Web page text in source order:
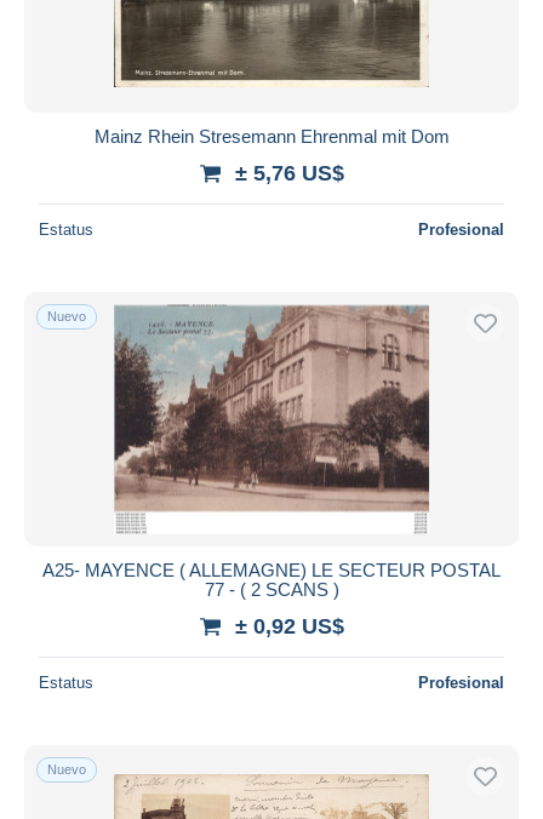
Mainz Rhein Stresemann Ehrenmal mit Dom
± 5,76 US$
Estatus Profesional
Nuevo
A25- MAYENCE ( ALLEMAGNE) LE SECTEUR POSTAL
77 - ( 2 SCANS )
± 0,92 US$
Estatus Profesional
Nuevo